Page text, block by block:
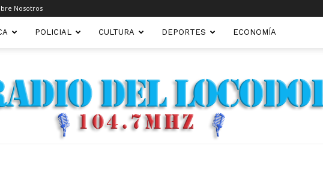
Nosotros
POLICIAL CULTURA DEPORTES ECONOMÍA